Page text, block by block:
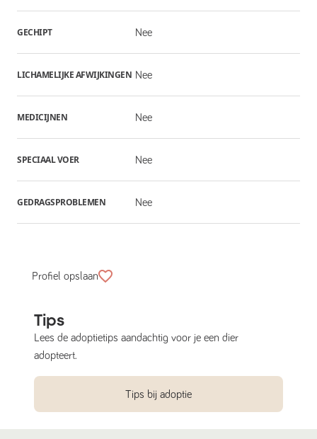
GECHIPT Nee
LICHAMELIJKE AFWIJKINGEN Nee
MEDICIJNEN Nee
SPECIAAL VOER Nee
GEDRAGSPROBLEMEN Nee
Profiel opslaan
Tips
Lees de adoptietips aandachtig voor je een dier
adopteert.
Tips bij adoptie